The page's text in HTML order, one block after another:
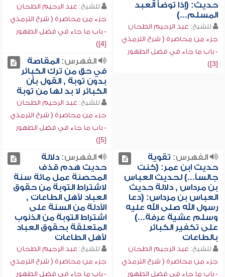
حديث: (إذا توضأ العبد
المسلم...)
للشيخ: عبد الرحيم الطحان
جزء من محاضرة ( شرح الترمذي
- باب ما جاء في فضل الطهور
[3])
للشيخ: عبد الرحيم الطحان
جزء من محاضرة ( شرح الترمذي
- باب ما جاء في فضل الطهور
[4])
الفهرس:المقاصة
في حق من ترك الكبائر
بدون توبة , القول بأن
الكبائر لا بد لها من توبة
للشيخ: عبد الرحيم الطحان
جزء من محاضرة ( شرح الترمذي
- باب ما جاء في فضل الطهور
[5])
الفهرس: تقوية
حديث ابن عمر: (كنت
جالساً...) لحديث العباس
بن مرداس , دلالة حديث
العباس بن مرداس: (دعا
رسول الله صلى الله عليه
وسلم عشية عرفة...)
على تكفير الكبائر
بالطاعات
للشيخ: عبد الرحيم الطحان
جزء من محاضرة ( شرح الترمذي
- باب ما جاء في فضل الطهور
الفهرس:دلالة
حديث هدم قذف
المحصنة عمل مائة سنة
لاشتراط التوبة من حقوق
العباد لأهل الطاعات ,
الأدلة من السنة على
اشتراط التوبة من الذنوب
المتعلقة بحقوق العباد
لأهل الطاعات
للشيخ: عبد الرحيم الطحان
جزء من محاضرة ( شرح الترمذي
- باب ما جاء في فضل الطهور